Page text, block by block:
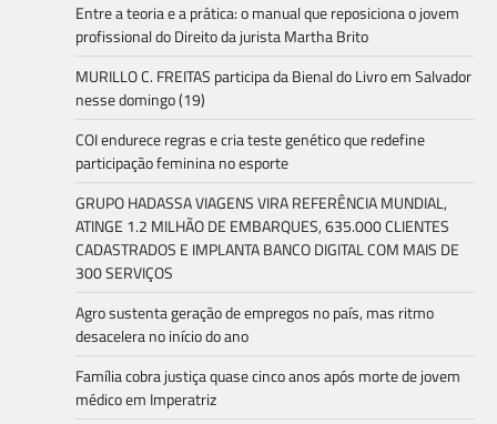
Entre a teoria e a prática: o manual que reposiciona o jovem
profissional do Direito da jurista Martha Brito
MURILLO C. FREITAS participa da Bienal do Livro em Salvador
nesse domingo (19)
COI endurece regras e cria teste genético que redefine
participação feminina no esporte
GRUPO HADASSA VIAGENS VIRA REFERÊNCIA MUNDIAL,
ATINGE 1.2 MILHÃO DE EMBARQUES, 635.000 CLIENTES
CADASTRADOS E IMPLANTA BANCO DIGITAL COM MAIS DE
300 SERVIÇOS
Agro sustenta geração de empregos no país, mas ritmo
desacelera no início do ano
Família cobra justiça quase cinco anos após morte de jovem
médico em Imperatriz